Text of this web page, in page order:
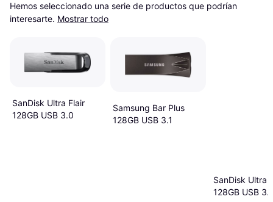
Hemos seleccionado una serie de productos que podrían
interesarte. Mostrar todo
SanDisk Ultra Flair
128GB USB 3.0
Samsung Bar Plus
128GB USB 3.1
SanDisk Ultra
128GB USB 3.1